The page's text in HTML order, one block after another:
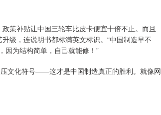
策补贴让中国三轮车比皮卡便宜十倍不止。而且
级，连说明书都标满英文标识。“中国制造早不
因为结构简单，自己就能修！”
文化符号——这才是中国制造真正的胜利。就像网